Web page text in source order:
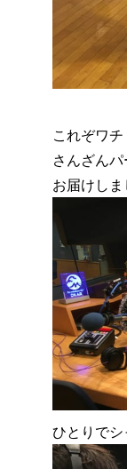
これぞワ
さんざん
お届けしま
ひとりで